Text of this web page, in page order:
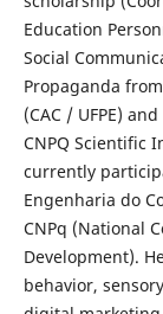
Education
Social
Propaganda
(CAC / UFPE)
CNPQ Scientific
currently
Engenharia do
CNPq (National
Development).
behavior,